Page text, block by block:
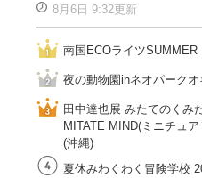
8月6日 9:32更新
南国ECOライツSUMMER
夜の動物園inネオパーク
田中達也展 みたてのくみ
MITATE MIND(ミニチュ
(沖縄)
夏休みわくわく冒険学校